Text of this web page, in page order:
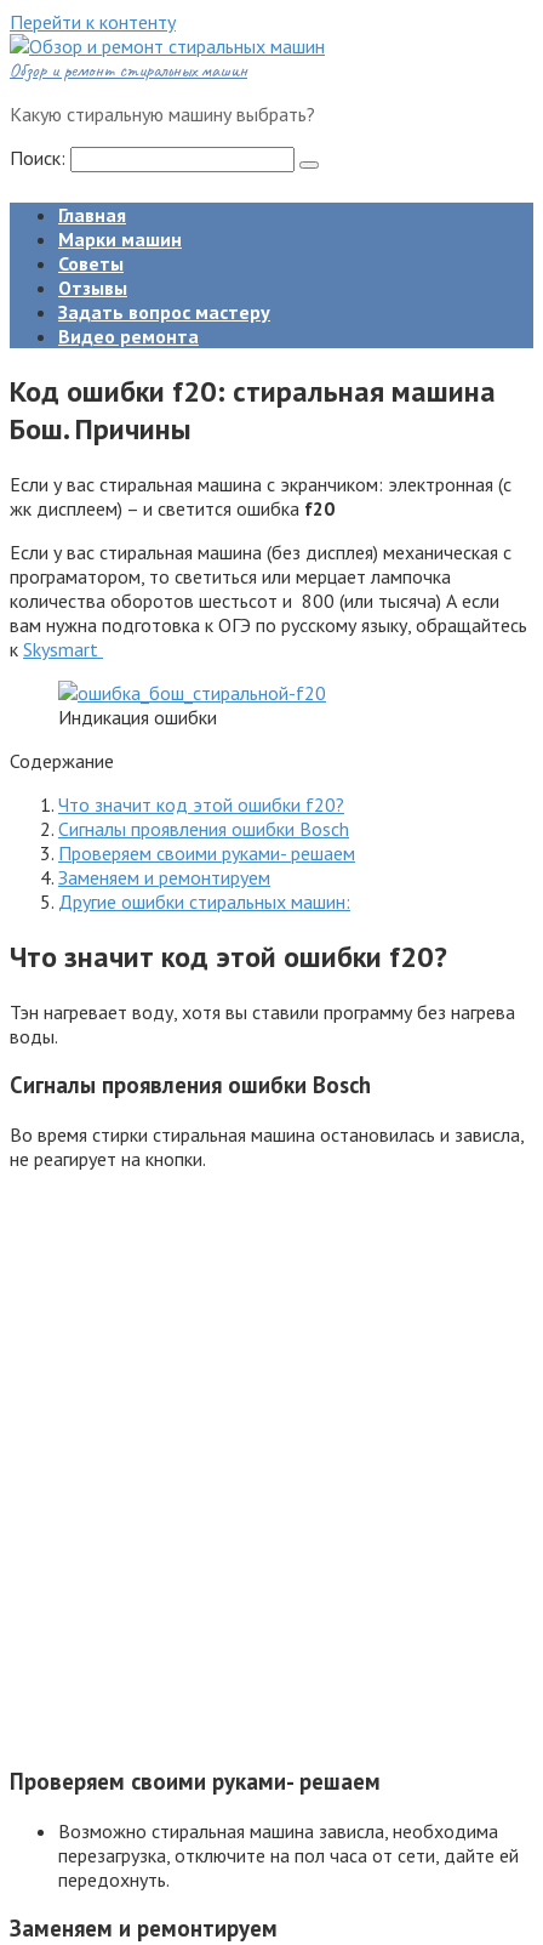
Перейти к контенту
Обзор и ремонт стиральных машин
Какую стиральную машину выбрать?
Поиск:
Главная
Марки машин
Советы
Отзывы
Задать вопрос мастеру
Видео ремонта
Код ошибки f20: стиральная машина
Бош. Причины
Если у вас стиральная машина с экранчиком: электронная (с
жк дисплеем) – и светится ошибка f20
Если у вас стиральная машина (без дисплея) механическая с
програматором, то светиться или мерцает лампочка
количества оборотов шестьсот и 800 (или тысяча) А если
вам нужна подготовка к ОГЭ по русскому языку, обращайтесь
к Skysmart
Индикация ошибки
Содержание
Что значит код этой ошибки f20?
Сигналы проявления ошибки Bosсh
Проверяем своими руками- решаем
Заменяем и ремонтируем
Другие ошибки стиральных машин:
Что значит код этой ошибки f20?
Тэн нагревает воду, хотя вы ставили программу без нагрева
воды.
Сигналы проявления ошибки Bosсh
Во время стирки стиральная машина остановилась и зависла,
не реагирует на кнопки.
Проверяем своими руками- решаем
Возможно стиральная машина зависла, необходима
перезагрузка, отключите на пол часа от сети, дайте ей
передохнуть.
Заменяем и ремонтируем